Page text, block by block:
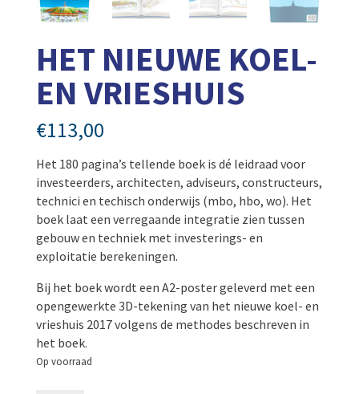
HET NIEUWE KOEL-
EN VRIESHUIS
€113,00
Het 180 pagina’s tellende boek is dé leidraad voor
investeerders, architecten, adviseurs, constructeurs,
technici en techisch onderwijs (mbo, hbo, wo). Het
boek laat een verregaande integratie zien tussen
gebouw en techniek met investerings- en
exploitatie berekeningen.
Bij het boek wordt een A2-poster geleverd met een
opengewerkte 3D-tekening van het nieuwe koel- en
vrieshuis 2017 volgens de methodes beschreven in
het boek.
Op voorraad